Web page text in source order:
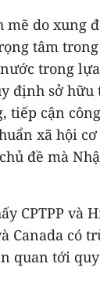
do xung
tâm
trong
định sở
tiếp cận
xã hội
đề mà
CPTPP và
Canada có
quan tới